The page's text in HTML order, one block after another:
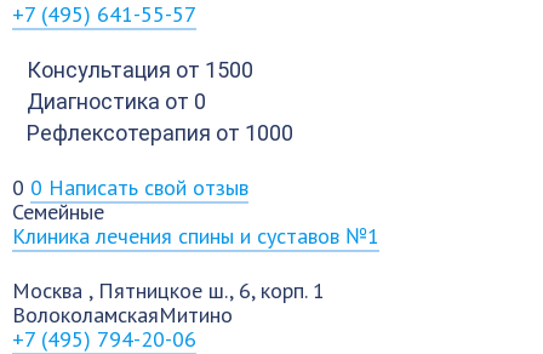
+7 (495) 641-55-57
Консультация от 1500
Диагностика от 0
Рефлексотерапия от 1000
0 0 Написать свой отзыв
Семейные
Клиника лечения спины и суставов №1
Москва , Пятницкое ш., 6, корп. 1
ВолоколамскаяМитино
+7 (495) 794-20-06